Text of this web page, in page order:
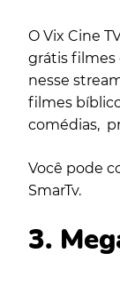
O Vix Cine
grátis filmes
nesse
filmes
comédias,
Você pode
SmarTv.
3.